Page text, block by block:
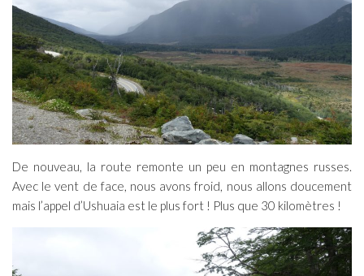
De nouveau, la route remonte un peu en montagnes russes.
Avec le vent de face, nous avons froid, nous allons doucement
mais l’appel d’Ushuaia est le plus fort ! Plus que 30 kilomètres !